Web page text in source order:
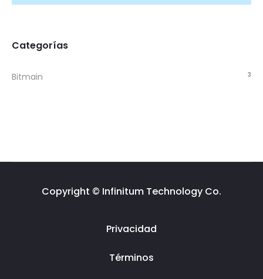
Categorías
Bitmain 3
Copyright © Infinitum Technology Co.
Privacidad
Términos